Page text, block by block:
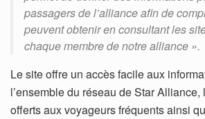
passagers de l’alliance afin de
peuvent obtenir en consultant les
chaque membre de notre alliance ».
Le site offre un accès facile aux
l’ensemble du réseau de Star
offerts aux voyageurs fréquents ainsi